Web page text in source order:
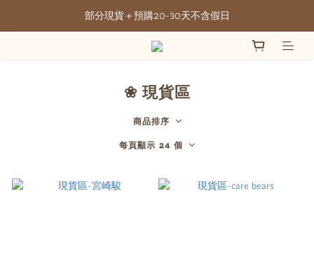
全館滿NT3500元免運
部分現貨＋預購20-30天不含假日
全館滿NT3500元免運
❀ 現貨區
商品排序
每頁顯示 24 個